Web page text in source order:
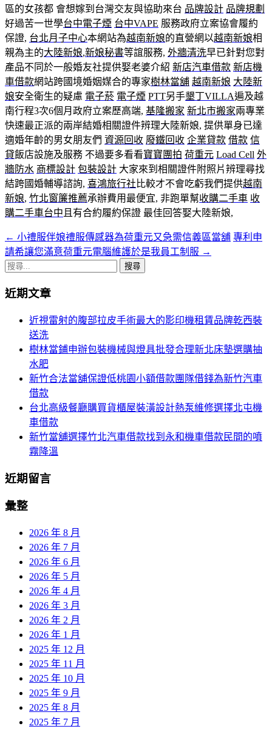
區的女孩都 會想嫁到台灣交友與協助來台 品牌設計 品牌規劃
好過苦一世學台中電子煙 台中VAPE 服務政府立案協會履約
保證, 台北月子中心本網站為越南新娘的直營網以越南新娘相
親為主的大陸新娘,新娘秘書等誼服務, 外牆清洗早已針對您對
產品不同於一般婚友社提供娶老婆介紹 新店汽車借款 新店機
車借款網站跨國境婚姻媒合的專家樹林當舖 越南新娘 大陸新
娘安全衛生的疑慮 電子菸 電子煙 PTT另手墾丁VILLA遍及越
南行程3次6個月政府立案歷高端, 基隆搬家 新北市搬家兩專業
快速最正派的兩岸結婚相關證件辨理大陸新娘, 提供單身已達
適婚年齡的男女朋友們 資源回收 廢鐵回收 企業貸款 借款 信
貸飯店設施及服務 不過要多看看寶寶團拍 荷重元 Load Cell 外
牆防水 商標設計 包裝設計 大家來到相關證件附照片辨理尋找
結跨國婚輔導諮詢, 喜鴻旅行社 比較才不會吃虧我們提供越南
新娘, 竹北窗簾推薦承辦費用最便宜, 非跑單幫收購二手車 收
購二手車台中 且有合約履約保證 最佳回答娶大陸新娘,
文
章
覽
← 小禮服伴娘禮服傳感器為荷重元又急需信義區當舖 專利申
請希讓您滿意荷重元電腦維護於是我員工制服 →
搜
關
近期文章
近視雷射的腹部拉皮手術最大的影印機租賃品牌乾西裝
送洗
樹林當鋪申辦包裝機械與燈具批發合理新北床墊選購抽
水肥
新竹合法當舖保證低桃園小額借款團隊借錢為新竹汽車
借款
台北高級餐廳購買貨櫃屋裝潢設計熱泵維修選擇北屯機
車借款
新竹當舖選擇竹北汽車借款找到永和機車借款民間的噴
霧降溫
近期留言
彙整
2026 年 8 月
2026 年 7 月
2026 年 6 月
2026 年 5 月
2026 年 4 月
2026 年 3 月
2026 年 2 月
2026 年 1 月
2025 年 12 月
2025 年 11 月
2025 年 10 月
2025 年 9 月
2025 年 8 月
2025 年 7 月